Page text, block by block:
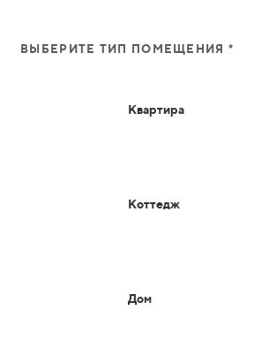
ВЫБЕРИТЕ ТИП ПОМЕЩЕНИЯ *
Квартира
Коттедж
Дом